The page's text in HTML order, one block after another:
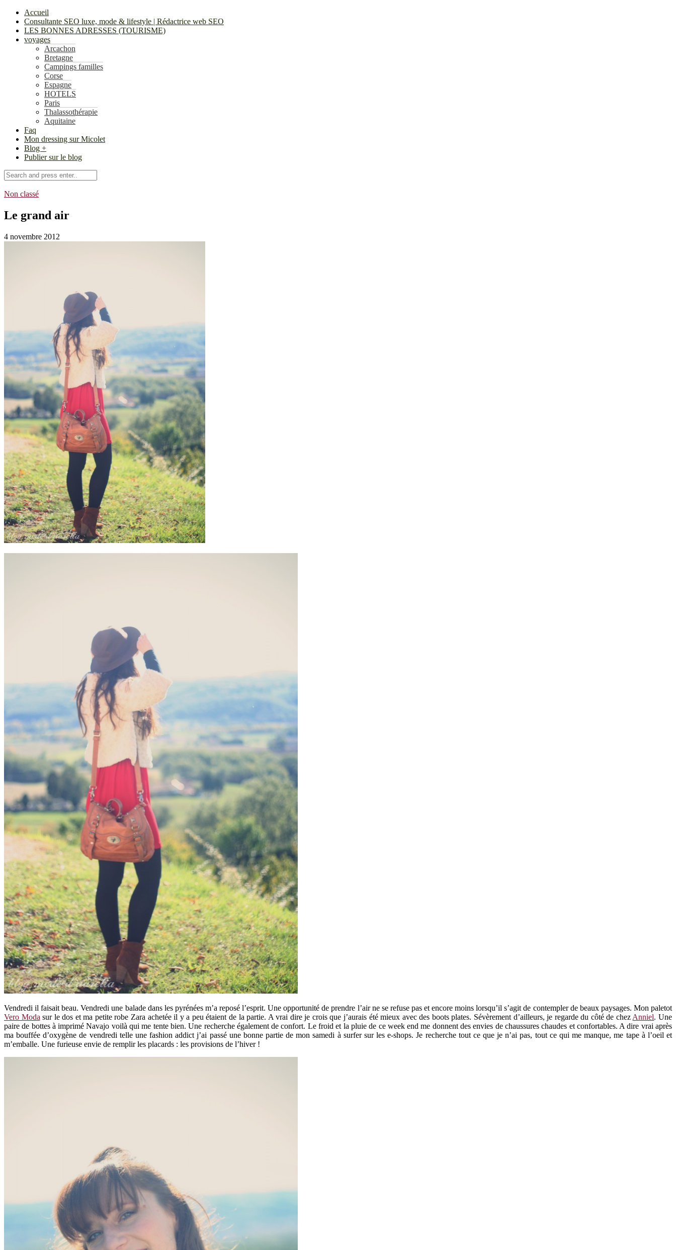
Accueil
Consultante SEO luxe, mode & lifestyle | Rédactrice web SEO
LES BONNES ADRESSES (TOURISME)
voyages
Arcachon
Bretagne
Campings familles
Corse
Espagne
HOTELS
Paris
Thalassothérapie
Aquitaine
Faq
Mon dressing sur Micolet
Blog +
Publier sur le blog
Non classé
Le grand air
4 novembre 2012
Vendredi il faisait beau. Vendredi une balade dans les pyrénées m’a reposé l’esprit. Une opportunité de prendre l’air ne se refuse pas et encore moins lorsqu’il s’agit de contempler de beaux paysages. Mon paletot
Vero Moda sur le dos et ma petite robe Zara achetée il y a peu étaient de la partie. A vrai dire je crois que j’aurais été mieux avec des boots plates. Sévèrement d’ailleurs, je regarde du côté de chez Anniel. Une
paire de bottes à imprimé Navajo voilà qui me tente bien. Une recherche également de confort. Le froid et la pluie de ce week end me donnent des envies de chaussures chaudes et confortables. A dire vrai après
ma bouffée d’oxygène de vendredi telle une fashion addict j’ai passé une bonne partie de mon samedi à surfer sur les e-shops. Je recherche tout ce que je n’ai pas, tout ce qui me manque, me tape à l’oeil et
m’emballe. Une furieuse envie de remplir les placards : les provisions de l’hiver !